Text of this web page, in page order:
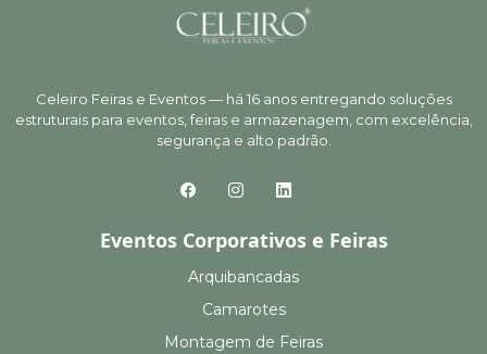
Celeiro Feiras e Eventos — há 16 anos entregando soluções
estruturais para eventos, feiras e armazenagem, com excelência,
segurança e alto padrão.
Eventos Corporativos e Feiras
Arquibancadas
Camarotes
Montagem de Feiras